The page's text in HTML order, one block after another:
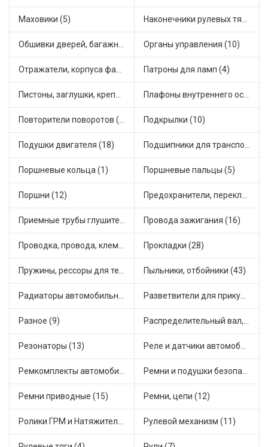
Маховики (5) Наконечники рулевых тяг (18)
Обшивки дверей, багажника, потолков, накладки салона (5) Органы управления (10)
Отражатели, корпуса фар и фонарей (1) Патроны для ламп (4)
Пистоны, заглушки, крепежные элементы (7) Плафоны внутреннего освещения (1)
Повторители поворотов (11) Подкрылки (10)
Подушки двигателя (18) Подшипники для транспорта (24)
Поршневые кольца (1) Поршневые пальцы (5)
Поршни (12) Предохранители, переключатели, кнопки автомобильные (58)
Приемные трубы глушителя (7) Провода зажигания (16)
Проводка, провода, клеммы и разъемы (20) Прокладки (28)
Пружины, рессоры для техники (7) Пыльники, отбойники (43)
Радиаторы автомобильные (10) Разветвители для прикуривателя (5)
Разное (9) Распределительный вал, шестерни распределительного (5)
Резонаторы (13) Реле и датчики автомобильные (125)
Ремкомплекты автомобильные (67) Ремни и подушки безопасности (6)
Ремни приводные (15) Ремни, цепи (12)
Ролики ГРМ и Натяжители (14) Рулевой механизм (11)